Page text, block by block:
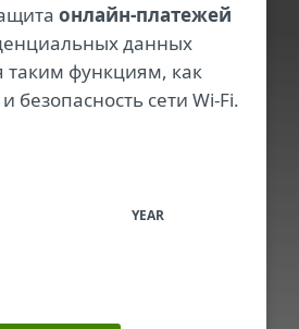
онлайн-платежей
данных
таким функциям, как
и безопасность сети Wi-Fi.
YEAR